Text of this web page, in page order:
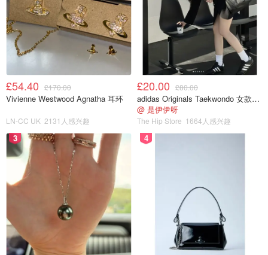
£54.40 £170.00
Vivienne Westwood Agnatha 耳环
LN-CC UK 2131人感兴趣
£20.00 £80.00
adidas Originals Taekwondo 女款黑色运动鞋
@ 是伊伊呀
The Hip Store 1664人感兴趣
3 4